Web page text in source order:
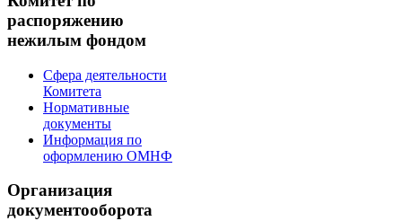
распоряжению
нежилым фондом
Сфера деятельности
Комитета
Нормативные
документы
Информация по
оформлению ОМНФ
Организация
документооборота